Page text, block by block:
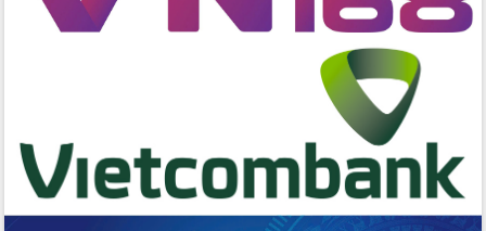
Lãnh đạo tỉnh dâng hương tưởng niệm
tại Đập Đồng Cam đầu Xuân Bính Ngọ
2026
Đắk Lắk tập trung toàn lực khắc phục
tồn tại IUU, sẵn sàng làm việc với